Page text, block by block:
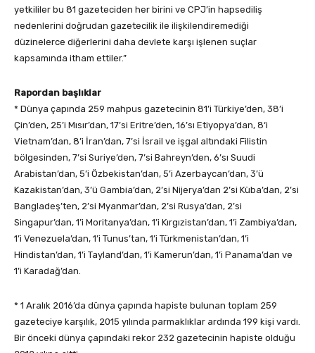
yetkililer bu 81 gazeteciden her birini ve CPJ’in hapsediliş
nedenlerini doğrudan gazetecilik ile ilişkilendiremediği
düzinelerce diğerlerini daha devlete karşı işlenen suçlar
kapsamında itham ettiler.”
Rapordan başlıklar
* Dünya çapında 259 mahpus gazetecinin 81’i Türkiye’den, 38’i
Çin’den, 25’i Mısır’dan, 17’si Eritre’den, 16’sı Etiyopya’dan, 8‘i
Vietnam’dan, 8’i İran’dan, 7’si İsrail ve işgal altındaki Filistin
bölgesinden, 7’si Suriye’den, 7’si Bahreyn’den, 6’sı Suudi
Arabistan’dan, 5’i Özbekistan’dan, 5’i Azerbaycan’dan, 3’ü
Kazakistan’dan, 3’ü Gambia’dan, 2’si Nijerya’dan 2’si Küba’dan, 2’si
Bangladeş’ten, 2’si Myanmar’dan, 2’si Rusya’dan, 2’si
Singapur’dan, 1’i Moritanya’dan, 1’i Kırgızistan’dan, 1’i Zambiya’dan,
1’i Venezuela’dan, 1’i Tunus’tan, 1’i Türkmenistan’dan, 1’i
Hindistan’dan, 1’i Tayland’dan, 1’i Kamerun’dan, 1’i Panama’dan ve
1’i Karadağ’dan.
* 1 Aralık 2016’da dünya çapında hapiste bulunan toplam 259
gazeteciye karşılık, 2015 yılında parmaklıklar ardında 199 kişi vardı.
Bir önceki dünya çapındaki rekor 232 gazetecinin hapiste olduğu